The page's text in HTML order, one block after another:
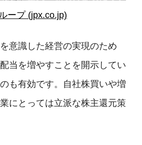
ープ (jpx.co.jp)
意識した経営の実現のため
当を増やすことを開示してい
も有効です。自社株買いや増
にとっては立派な株主還元策